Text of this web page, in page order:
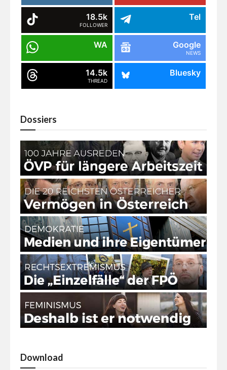
18.5k
FOLLOWER
Tel
WA Google
NEWS
14.5k
THREAD
Bluesky
Dossiers
Download